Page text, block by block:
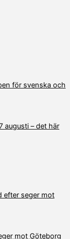
för svenska och
augusti – det här
efter seger mot
mot Göteborg